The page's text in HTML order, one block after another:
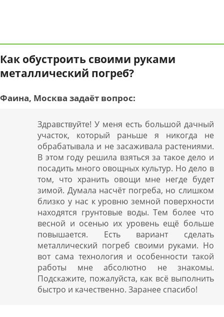
Как обустроить своими руками
металлический погреб?
Фаина, Москва задаёт вопрос:
Здравствуйте! У меня есть большой дачный
участок, который раньше я никогда не
обрабатывала и не засаживала растениями.
В этом году решила взяться за такое дело и
посадить много овощных культур. Но дело в
том, что хранить овощи мне негде будет
зимой. Думала насчёт погреба, но слишком
близко у нас к уровню земной поверхности
находятся грунтовые воды. Тем более что
весной и осенью их уровень ещё больше
повышается. Есть вариант сделать
металлический погреб своими руками. Но
вот сама технология и особенности такой
работы мне абсолютно не знакомы.
Подскажите, пожалуйста, как всё выполнить
быстро и качественно. Заранее спасибо!